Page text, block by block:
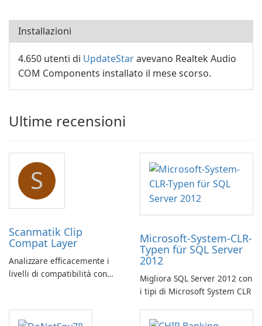
Installazioni
4.650 utenti di UpdateStaravevano Realtek Audio
COM Components installato il mese scorso.
Ultime recensioni
S
Scanmatik Clip
Compat Layer
Analizzare efficacemente i
livelli di compatibilità con
Microsoft-System-CLR-
Typen für SQL Server
2012
Migliora SQL Server 2012 con
i tipi di Microsoft System CLR